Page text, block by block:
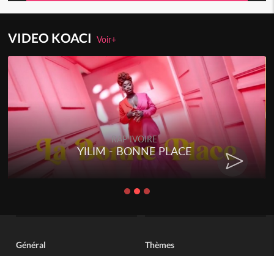
VIDEO KOACIVoir+
RAP IVOIRE
YILIM - BONNE PLACE
Général Thèmes